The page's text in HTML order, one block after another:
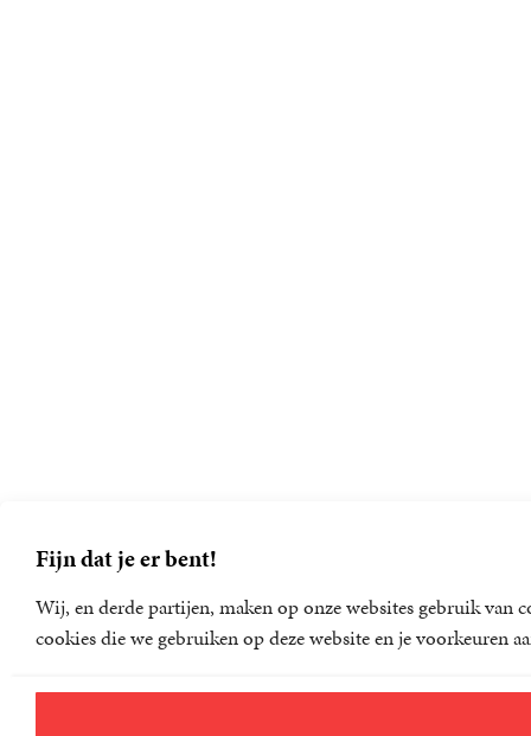
Fijn dat je er bent!
Wij, en derde partijen, maken op onze websites gebruik van
cookies die we gebruiken op deze website en je voorkeuren